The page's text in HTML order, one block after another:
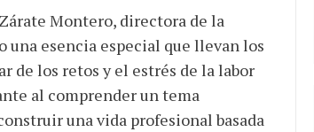
Montero, directora de la
una esencia especial que llevan los
de los retos y el estrés de la labor
al comprender un tema
una vida profesional basada